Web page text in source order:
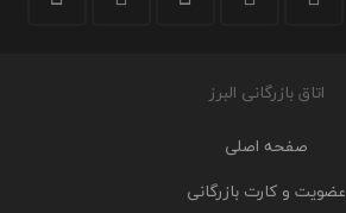
اتاق بازرگانی البرز
صفحه اصلی
عضویت و کارت بازرگانی